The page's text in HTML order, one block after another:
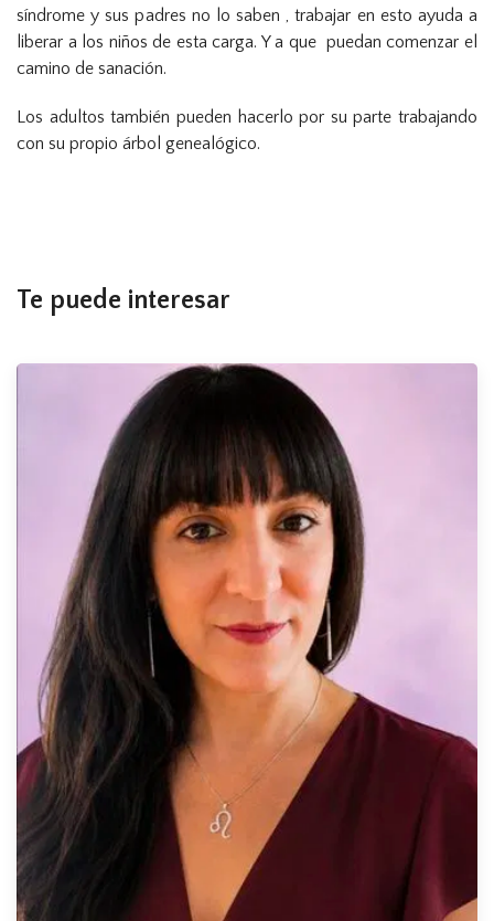
síndrome y sus padres no lo saben , trabajar en esto ayuda a
liberar a los niños de esta carga. Y a que puedan comenzar el
camino de sanación.
Los adultos también pueden hacerlo por su parte trabajando
con su propio árbol genealógico.
Te puede interesar